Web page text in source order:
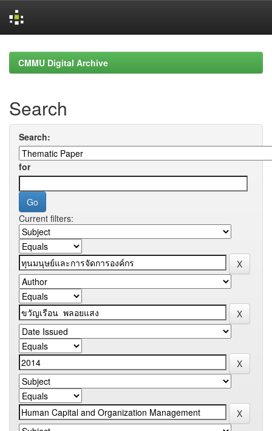
navigationCMMU Digital Archive
Search
Search:
for
Current filters: